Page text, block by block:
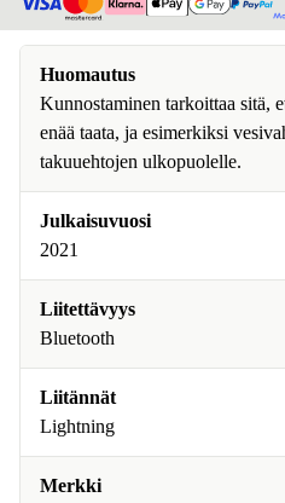
Huomautus
Kunnostaminen tarkoittaa sitä,
enää taata, ja esimerkiksi
takuuehtojen ulkopuolelle.
Julkaisuvuosi
2021
Liitettävyys
Bluetooth
Liitännät
Lightning
Merkki